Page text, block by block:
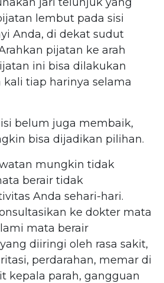
lembut pada sisi
Anda, di dekat sudut
pijatan ke arah
ini bisa dilakukan
kali tiap harinya selama
belum juga membaik,
bisa dijadikan pilihan.
mungkin tidak
berair tidak
Anda sehari-hari.
ke dokter mata
mata berair
diiringi oleh rasa sakit,
perdarahan, memar di
kepala parah, gangguan